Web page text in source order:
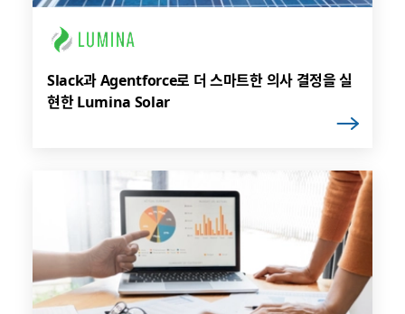
Slack과 Agentforce로 더 스마트한 의사 결정을 실
현한 Lumina Solar